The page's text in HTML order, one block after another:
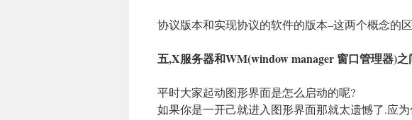
协议版本和实现协议的软件的版本–这两个概念的
五,X服务器和WM(window manager 窗口管理器)
平时大家起动图形界面是怎么启动的呢?
如果你是一开己就进入图形界面那就太遗憾了.应